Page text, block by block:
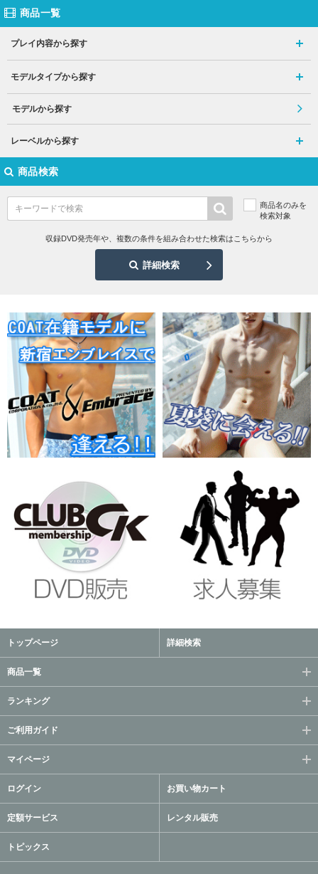
商品一覧
プレイ内容から探す
モデルタイプから探す
モデルから探す
レーベルから探す
商品検索
商品名のみを
検索対象
収録DVD発売年や、複数の条件を組み合わせた検索はこちらから
詳細検索
トップページ 詳細検索
商品一覧
ランキング
ご利用ガイド
マイページ
ログイン お買い物カート
定額サービス レンタル販売
トピックス